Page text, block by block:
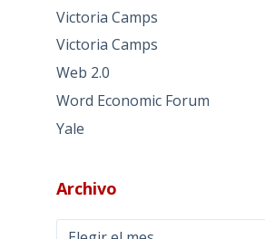
Victoria Camps
Victoria Camps
Web 2.0
Word Economic Forum
Yale
Archivo
Archivo